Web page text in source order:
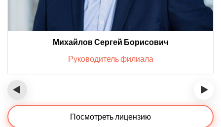
Михайлов Сергей Борисович
Руководитель филиала
‹ ›
Посмотреть лицензию